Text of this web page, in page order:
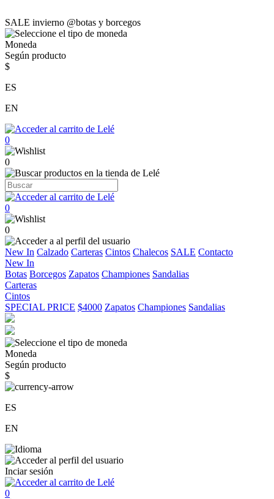
SALE invierno @botas y borcegos
Moneda
Según producto
$
ES
EN
0
0
0
0
New In Calzado Carteras Cintos Chalecos SALE Contacto
New In
Botas Borcegos Zapatos Championes Sandalias
Carteras
Cintos
SPECIAL PRICE $4000 Zapatos Championes Sandalias
Moneda
Según producto
$
ES
EN
Inciar sesión
0